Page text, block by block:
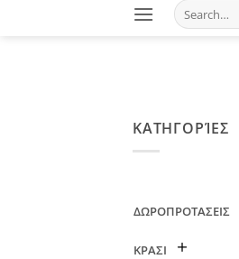
Search
for:
ΚΑΤΗΓΟΡΊΕΣ
ΔΩΡΟΠΡΟΤΑΣΕΙΣ
ΚΡΑΣΙ